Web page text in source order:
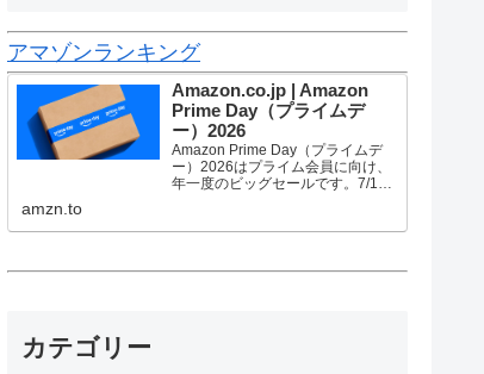
アマゾンランキング
Amazon.co.jp | Amazon
Prime Day（プライムデ
ー）2026
Amazon Prime Day（プライムデ
ー）2026はプライム会員に向け、
年一度のビッグセールです。7/10
ら数多くのお買得商品が96時間に
amzn.to
カテゴリー